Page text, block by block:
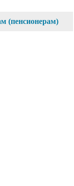
(пенсионерам)